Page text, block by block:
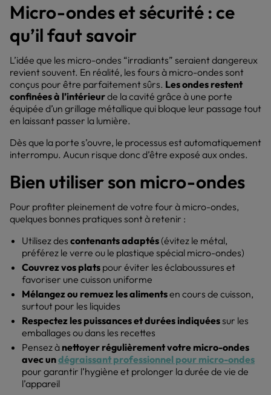
Micro-ondes et sécurité : ce
qu’il faut savoir
L’idée que les micro-ondes “irradiants” seraient dangereux
revient souvent. En réalité, les fours à micro-ondes sont
conçus pour être parfaitement sûrs. Les ondes restent
confinées à l’intérieurde la cavité grâce à une porte
équipée d’un grillage métallique qui bloque leur passage tout
en laissant passer la lumière.
Dès que la porte s’ouvre, le processus est automatiquement
interrompu. Aucun risque donc d’être exposé aux ondes.
Bien utiliser son micro-ondes
Pour profiter pleinement de votre four à micro-ondes,
quelques bonnes pratiques sont à retenir :
Utilisez des contenants adaptés (évitez le métal,
préférez le verre ou le plastique spécial micro-ondes)
Couvrez vos plats pour éviter les éclaboussures et
favoriser une cuisson uniforme
Mélangez ou remuez les alimentsen cours de cuisson,
surtout pour les liquides
Respectez les puissances et durées indiquéessur les
emballages ou dans les recettes
Pensez à nettoyer régulièrement votre micro-ondes
avec undégraissant professionnel pour micro-ondes
pour garantir l’hygiène et prolonger la durée de vie de
l’appareil